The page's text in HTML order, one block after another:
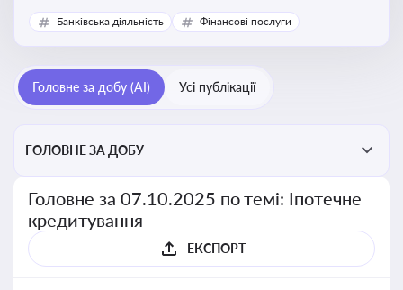
зміни у законодавстві та тенденції на ринку житла
Банківська діяльність Фінансові послуги
Головне за добу (AI) Усі публікації
ГОЛОВНЕ ЗА ДОБУ
Головне за 07.10.2025 по темі: Іпотечне
кредитування
ЕКСПОРТ